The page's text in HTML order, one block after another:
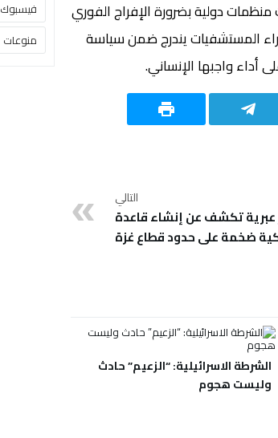
دولية بضرورة الإفراج الفوري
المستشفيات يندرج ضمن سياسة
أداء واجبها الإنساني.
التالي
عبرية تكشف عن إنشاء قاعدة
ضخمة على حدود قطاع غزة
الشرطة الاسرائيلية: “الزعيم” حادث
وليست هجوم
فيسبوك
منوعات